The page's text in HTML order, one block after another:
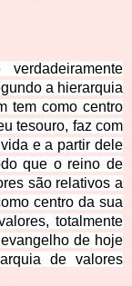
a hierarquia
tem como centro
tesouro, faz com
e a partir dele
que o reino de
são relativos a
centro da sua
totalmente
de hoje
de valores